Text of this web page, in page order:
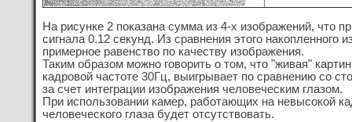
На рисунке 2 показана сумма из 4-х изображений, что
сигнала 0.12 секунд. Из сравнения этого накопленного
примерное равенство по качеству изображения.
Таким образом можно говорить о том, что "живая"
кадровой частоте 30Гц, выигрывает по сравнению со
за счет интеграции изображения человеческим глазом.
При использовании камер, работающих на невысокой
человеческого глаза будет отсутствовать.